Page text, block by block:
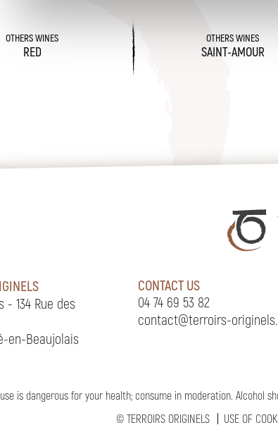
OTHERS WINES
RED
OTHERS WINES
SAINT-AMOUR
- 134 Rue des
en-Beaujolais
CONTACT US
04 74 69 53 82
contact@terroirs-
is dangerous for your health; consume in moderation. Alcohol
© TERROIRS ORIGINELS USE OF